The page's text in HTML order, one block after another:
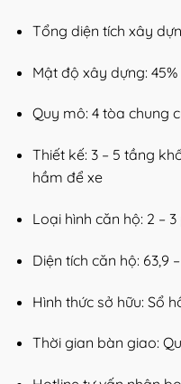
Tổng diện tích xây
Mật độ xây dựng: 45%
Quy mô: 4 tòa chung
Thiết kế: 3 – 5 tầng
hầm để xe
Loại hình căn hộ: 2 –
Diện tích căn hộ: 63,9
Hình thức sở hữu: Sổ
Thời gian bàn giao: